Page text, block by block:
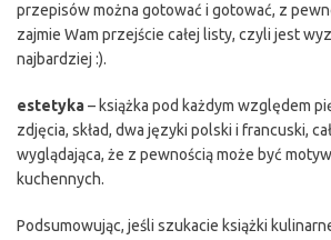
przepisów można gotować i gotować, z
zajmie Wam przejście całej listy, czyli jest
najbardziej :).
estetyka– książka pod każdym względem
zdjęcia, skład, dwa języki polski i francuski,
wyglądająca, że z pewnością może być
kuchennych.
Podsumowując, jeśli szukacie książki